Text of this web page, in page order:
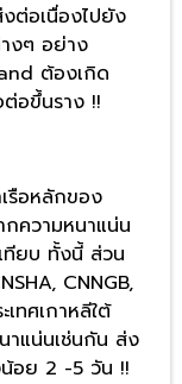
ต่อเนื่องไปยัง
งๆ อย่าง
ต้องเกิด
อขึ้นราง !!
รือหลักของ
กความหนาแน่น
ทียบ ทั้งนี้ ส่วน
CNNGB,
ทศเกาหลีใต้
าแน่นเช่นกัน ส่ง
อย 2 -5 วัน !!